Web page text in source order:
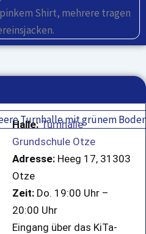
Halle: Turnhalle
Grundschule Otze
Adresse:Heeg 17, 31303
Otze
Zeit:Do. 19:00 Uhr –
20:00 Uhr
Eingang über das KiTa-